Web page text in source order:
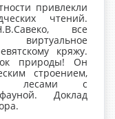
привлекли
чтений.
все
виртуальное
кряжу.
природы! Он
строением,
лесами с
Доклад